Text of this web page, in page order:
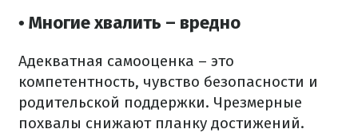
• Многие хвалить – вредно
Адекватная самооценка – это
компетентность, чувство безопасности и
родительской поддержки. Чрезмерные
похвалы снижают планку достижений.